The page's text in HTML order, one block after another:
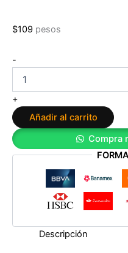
$109 pesos
-
comes?:
Ciencia
y
conciencia
para
resistir
Miguel
Martínez-
cantidad
+
Añadir al carrito
Compra
Descripción